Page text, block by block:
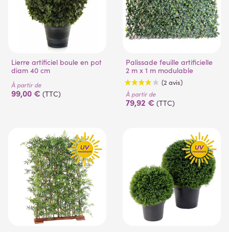
(6 avis)
(16 avis)
(1 avis)
Lierre artificiel boule en pot
diam 40 cm
À partir de
99,00 € (TTC)
Palissade feuille artificielle
2 m x 1 m modulable
À partir de
79,92 € (TTC)